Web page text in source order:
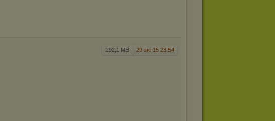
292,1 MB 29 sie 15 23:54